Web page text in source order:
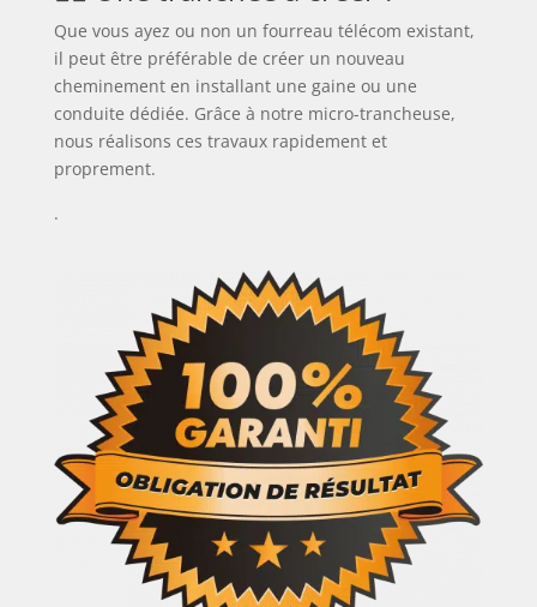
Que vous ayez ou non un fourreau télécom existant,
il peut être préférable de créer un nouveau
cheminement en installant une gaine ou une
conduite dédiée. Grâce à notre micro-trancheuse,
nous réalisons ces travaux rapidement et
proprement.
.